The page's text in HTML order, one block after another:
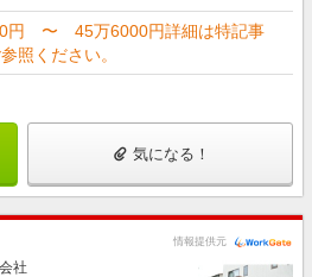
円 〜 45万6000円詳細は特記事
照ください。
気になる！
情報提供元
社